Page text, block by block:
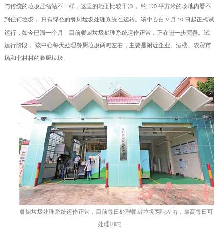
与传统的垃圾压缩站不一样，这里的地面比较干净， 约 120 平方米的场地内看不
到任何垃圾， 只有绿色的餐厨垃圾处理系统在运转。该中心自 9 月 10 日起正式试
运行，如今已满一个月，目前餐厨垃圾处理系统运作正常，正在进一步完善。试
运行阶段， 该中心每天处理餐厨垃圾两吨左右，主要是附近企业、酒楼、农贸市
场和北村村的餐厨垃圾。
餐厨垃圾处理系统运作正常，目前每日处理餐厨垃圾两吨左右，最高每日可
处理10吨